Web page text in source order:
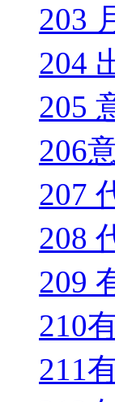
203
204
205
206
207
208
209
210
211